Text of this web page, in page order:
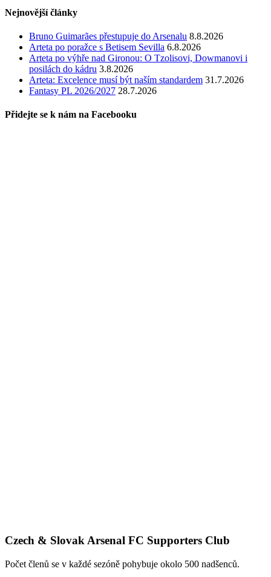
Nejnovější články
Bruno Guimarães přestupuje do Arsenalu 8.8.2026
Arteta po poražce s Betisem Sevilla 6.8.2026
Arteta po výhře nad Gironou: O Tzolisovi, Dowmanovi i
posilách do kádru 3.8.2026
Arteta: Excelence musí být naším standardem 31.7.2026
Fantasy PL 2026/2027 28.7.2026
Přidejte se k nám na Facebooku
Czech & Slovak Arsenal FC Supporters Club
Počet členů se v každé sezóně pohybuje okolo 500 nadšenců.